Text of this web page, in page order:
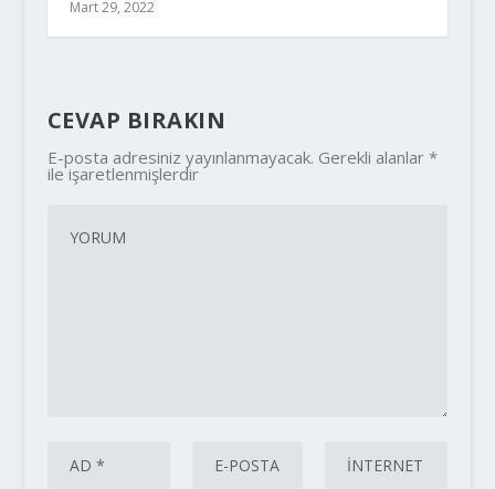
Mart 29, 2022
CEVAP BIRAKIN
E-posta adresiniz yayınlanmayacak. Gerekli alanlar *
ile işaretlenmişlerdir